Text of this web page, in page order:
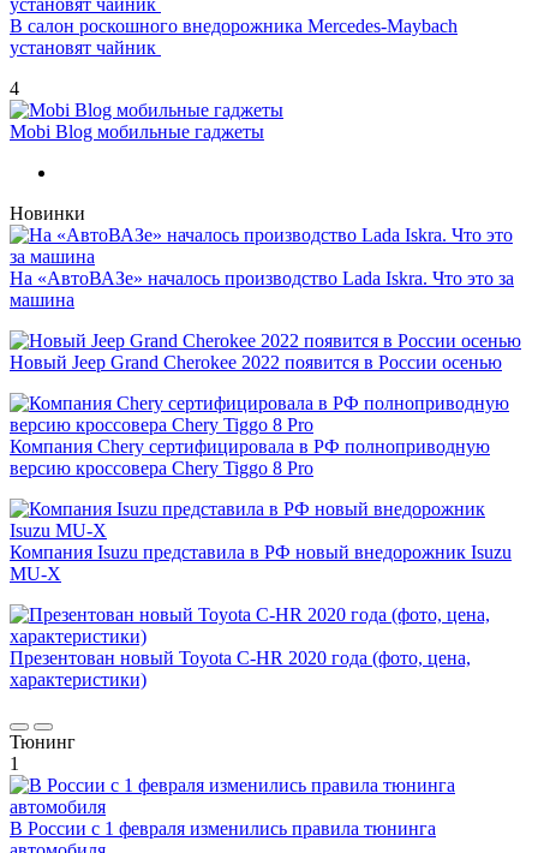
В салон роскошного внедорожника Mercedes-Maybach
установят чайник
4
Mobi Blog мобильные гаджеты
Новинки
На «АвтоВАЗе» началось производство Lada Iskra. Что это за
машина
Новый Jeep Grand Cherokee 2022 появится в России осенью
Компания Chery сертифицировала в РФ полноприводную
версию кроссовера Chery Tiggo 8 Pro
Компания Isuzu представила в РФ новый внедорожник Isuzu
MU-X
Презентован новый Toyota C-HR 2020 года (фото, цена,
характеристики)
Тюнинг
1
В России с 1 февраля изменились правила тюнинга